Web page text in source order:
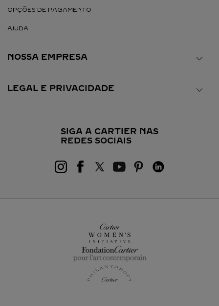
OPÇÕES DE PAGAMENTO
AJUDA
NOSSA EMPRESA
LEGAL E PRIVACIDADE
SIGA A CARTIER NAS
REDES SOCIAIS